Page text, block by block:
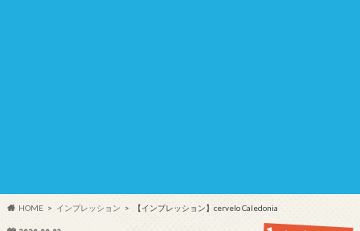
HOME インプレッション 【インプレッション】cervelo Caledonia